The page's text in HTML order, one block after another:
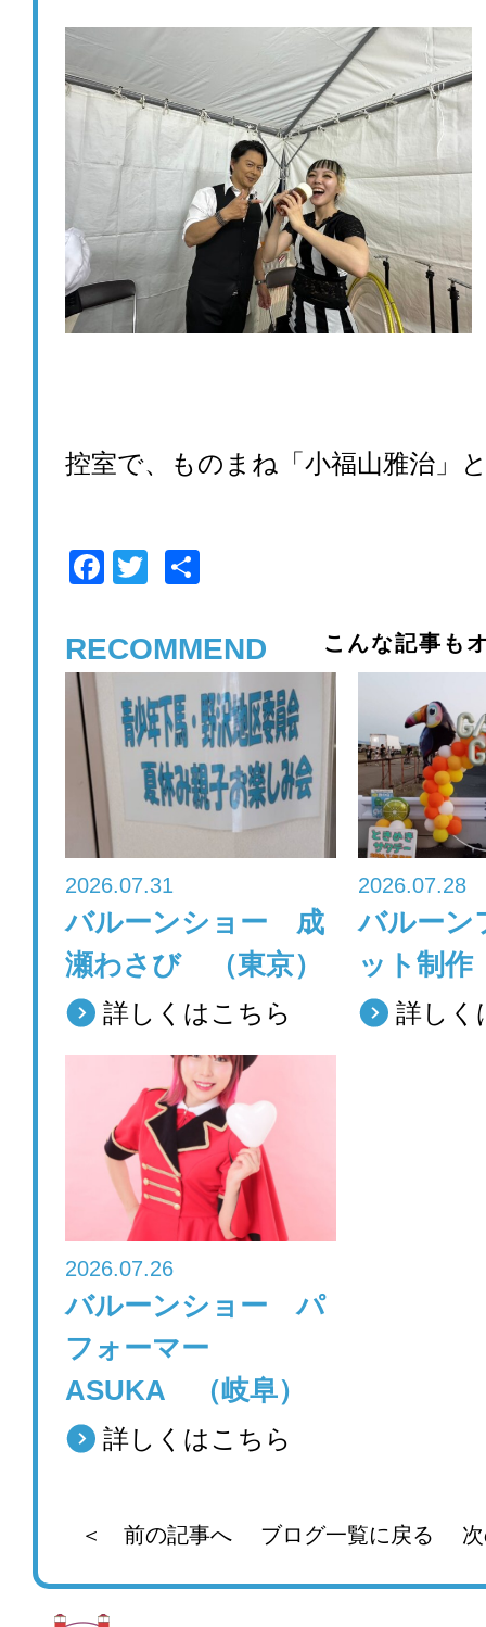
控室で、ものまね「小福山雅治」
F
c
e
b
o
k
tt
er
RECOMMEND こんな記事も
2026.07.31
バルーンショー 成
瀬わさび （東京）
詳しくはこちら
2026.07.28
バルーン
ット制
詳しく
2026.07.26
バルーンショー パ
フォーマー
ASUKA （岐阜）
詳しくはこちら
＜ 前の記事へ ブログ一覧に戻る